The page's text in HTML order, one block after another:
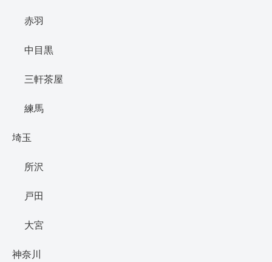
赤羽
中目黒
三軒茶屋
練馬
埼玉
所沢
戸田
大宮
神奈川